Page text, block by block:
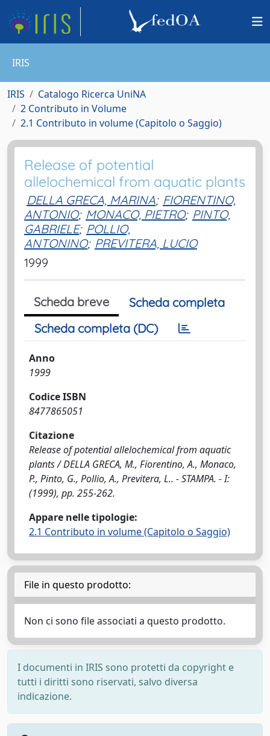
IRIS
IRIS
Catalogo Ricerca UniNA
2 Contributo in Volume
2.1 Contributo in volume (Capitolo o Saggio)
Release of potential
allelochemical from aquatic plants
DELLA GRECA, MARINA; FIORENTINO,
ANTONIO; MONACO, PIETRO; PINTO,
GABRIELE; POLLIO,
ANTONINO; PREVITERA, LUCIO
1999
Scheda breve
Scheda completa
Scheda completa (DC)
Anno
1999
Codice ISBN
8477865051
Citazione
Release of potential allelochemical from aquatic
plants / DELLA GRECA, M., Fiorentino, A., Monaco,
P., Pinto, G., Pollio, A., Previtera, L.. - STAMPA. - I:
(1999), pp. 255-262.
Appare nelle tipologie:
2.1 Contributo in volume (Capitolo o Saggio)
File in questo prodotto:
Non ci sono file associati a questo prodotto.
I documenti in IRIS sono protetti da copyright e
tutti i diritti sono riservati, salvo diversa
indicazione.